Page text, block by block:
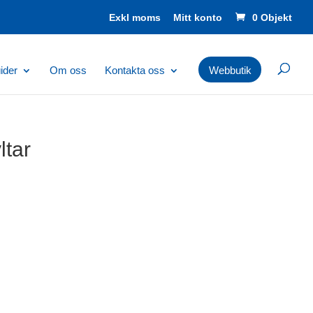
Mitt konto 0 Objekt
Om oss Kontakta oss Webbutik